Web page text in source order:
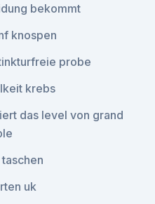
bekommt
knospen
probe
krebs
das level von grand
uk